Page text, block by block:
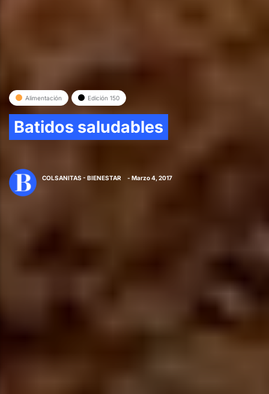
Alimentación Edición 150
Batidos saludables
COLSANITAS - BIENESTAR - Marzo 4, 2017